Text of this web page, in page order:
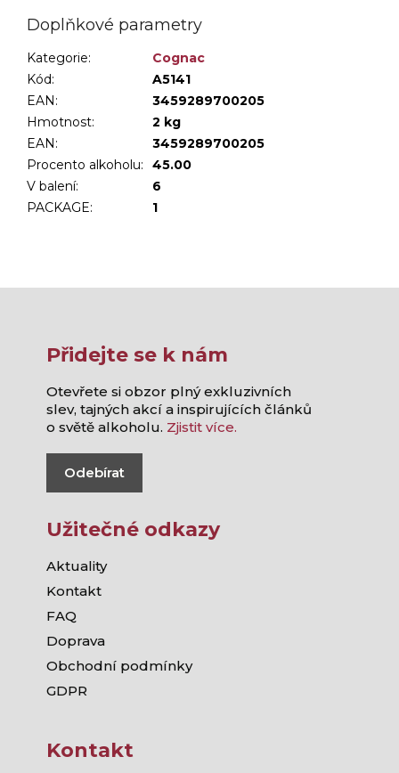
Doplňkové parametry
Kategorie:
Cognac
Kód:
A5141
EAN:
3459289700205
Hmotnost:
2 kg
EAN:
3459289700205
Procento alkoholu:
45.00
V balení:
6
PACKAGE: 1
Přidejte se k nám
Otevřete si obzor plný exkluzivních
slev, tajných akcí a inspirujících článků
o světě alkoholu. Zjistit více.
Odebírat
Užitečné odkazy
Aktuality
Kontakt
FAQ
Doprava
Obchodní podmínky
GDPR
Kontakt